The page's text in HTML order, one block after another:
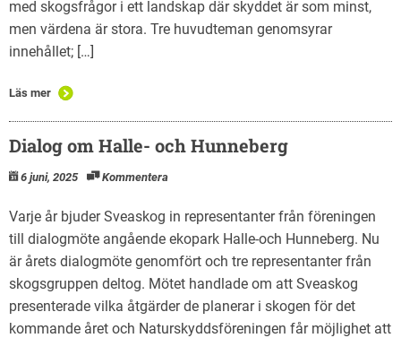
med skogsfrågor i ett landskap där skyddet är som minst,
men värdena är stora. Tre huvudteman genomsyrar
innehållet; […]
Läs mer
Dialog om Halle- och Hunneberg
6 juni, 2025 Kommentera
Varje år bjuder Sveaskog in representanter från föreningen
till dialogmöte angående ekopark Halle-och Hunneberg. Nu
är årets dialogmöte genomfört och tre representanter från
skogsgruppen deltog. Mötet handlade om att Sveaskog
presenterade vilka åtgärder de planerar i skogen för det
kommande året och Naturskyddsföreningen får möjlighet att